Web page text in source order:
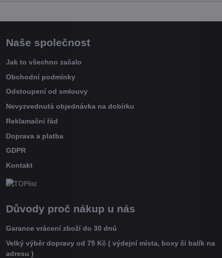
Naše společnost
Jak to všechno začalo
Obchodní podmínky
Odstoupení od smlouvy
Nevyzvednutá objednávka na dobírku
Reklamační řád
Doprava a platba
GDPR
Kontakt
Důvody proč nákup u nás
Garance vrácení zboží do 30 dnů
Velký výběr dopravy od 75 Kč ( výdejní místa, boxy či balík na
adresu )